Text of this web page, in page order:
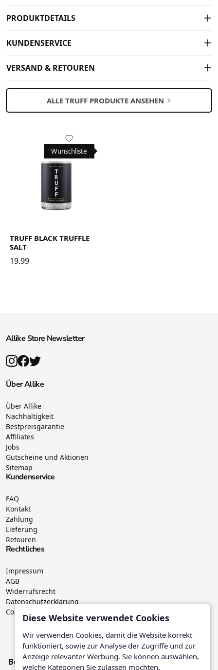
PRODUKTDETAILS
KUNDENSERVICE
VERSAND & RETOUREN
ALLE TRUFF PRODUKTE ANSEHEN
Wunschliste
TRUFF BLACK TRUFFLE
SALT
19.99
Allike Store Newsletter
Über Allike
Über Allike
Nachhaltigkeit
Bestpreisgarantie
Affiliates
Jobs
Gutscheine und Aktionen
Sitemap
Kundenservice
FAQ
Kontakt
Zahlung
Lieferung
Retouren
Rechtliches
Impressum
AGB
Widerrufsrecht
Datenschutzerklärung
Cookies
Wir versenden mit:
Bezahle mit:
Diese Website verwendet Cookies
Wir verwenden Cookies, damit die Website korrekt
funktioniert, sowie zur Analyse der Zugriffe und zur
Anzeige relevanter Werbung. Sie können auswählen,
welche Kategorien Sie zulassen möchten.